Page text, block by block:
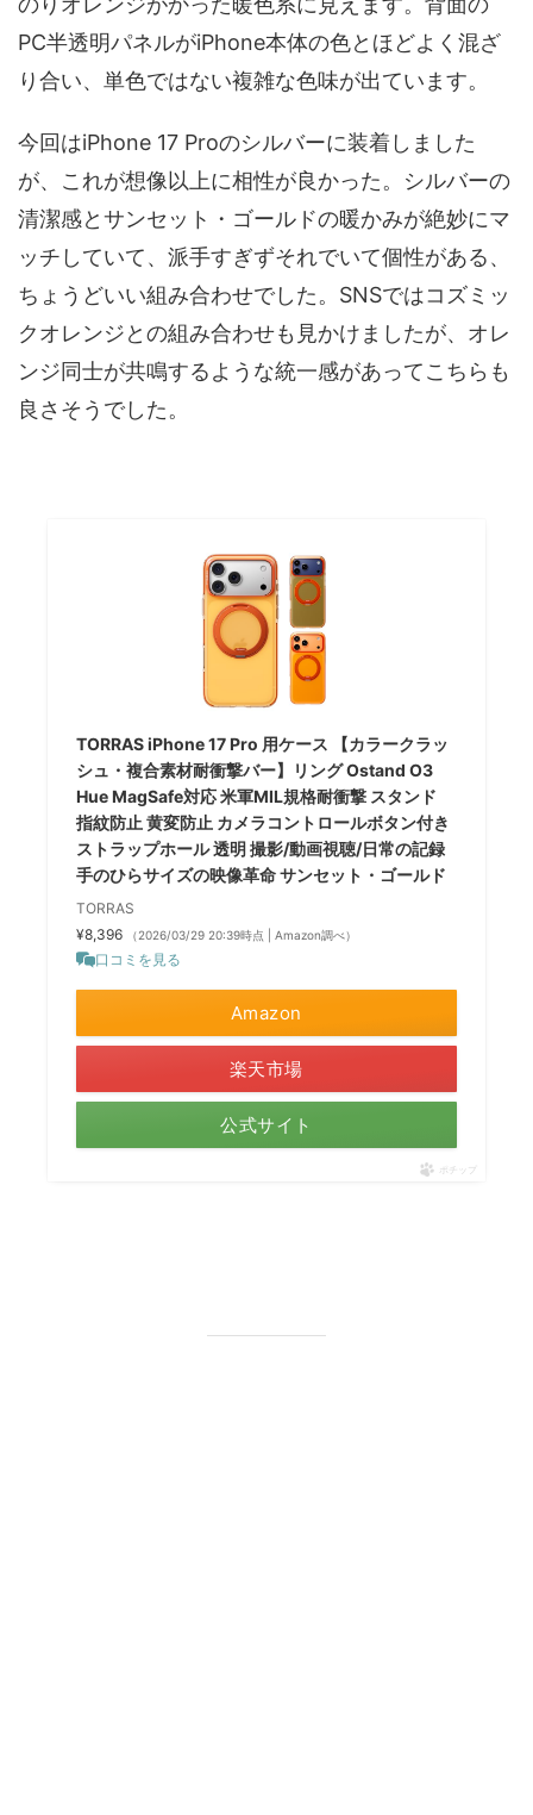
PC半透明パネルがiPhone本体の色とほどよく混ざ
り合い、単色ではない複雑な色味が出ています。
今回はiPhone 17 Proのシルバーに装着しました
が、これが想像以上に相性が良かった。シルバーの
清潔感とサンセット・ゴールドの暖かみが絶妙にマ
ッチしていて、派手すぎずそれでいて個性がある、
ちょうどいい組み合わせでした。SNSではコズミッ
クオレンジとの組み合わせも見かけましたが、オレ
ンジ同士が共鳴するような統一感があってこちらも
良さそうでした。
TORRAS iPhone 17 Pro 用ケース 【カラークラッ
シュ・複合素材耐衝撃バー】リング Ostand O3
Hue MagSafe対応 米軍MIL規格耐衝撃 スタンド
指紋防止 黄変防止 カメラコントロールボタン付き
ストラップホール 透明 撮影/動画視聴/日常の記録
手のひらサイズの映像革命 サンセット・ゴールド
TORRAS
¥8,396
（2026/03/29 20:39時点 | Amazon調べ）
口コミを見る
Amazon
楽天市場
公式サイト
ポチップ